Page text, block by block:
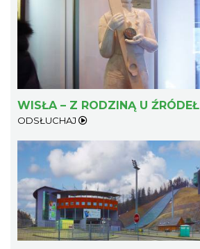
WISŁA – Z RODZINĄ U ŹRÓDEŁ
ODSŁUCHAJ